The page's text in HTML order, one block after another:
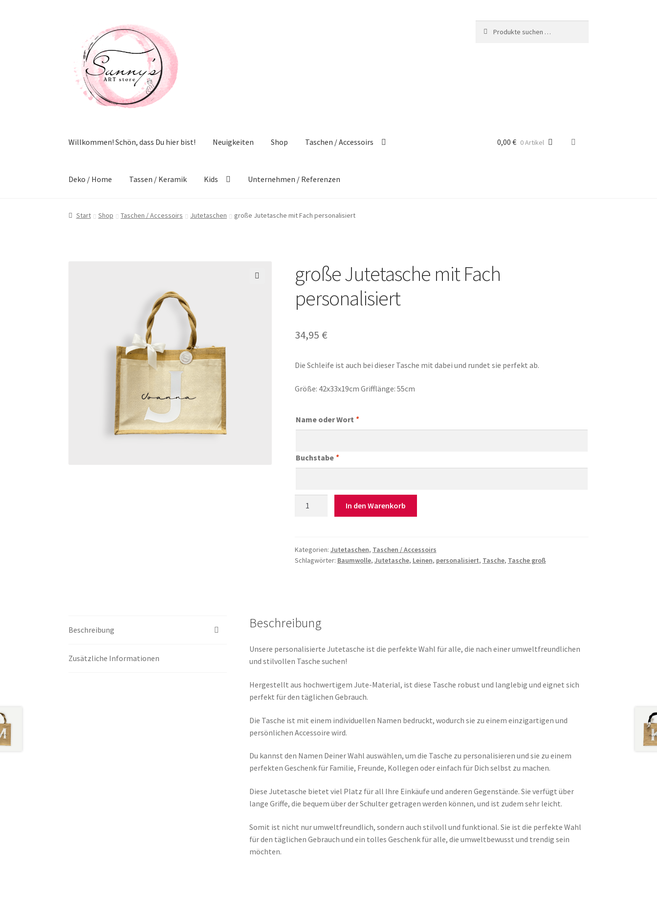
Navigation
springen
Inhalt
springen
nach:
Willkommen! Schön, dass Du hier bist! Neuigkeiten Shop Taschen / Accessoirs
Deko / Home Tassen / Keramik Kids Unternehmen / Referenzen
0,00€ 0 Artikel
Start Shop Taschen / Accessoirs Jutetaschen große Jutetasche mit Fach personalisiert
große Jutetasche mit Fach
personalisiert
34,95 €
Die Schleife ist auch bei dieser Tasche mit dabei und rundet sie perfekt ab.
Größe: 42x33x19cm Grifflänge: 55cm
Name oder Wort *
Buchstabe *
personalisiert
Menge
In den Warenkorb
Kategorien: Jutetaschen, Taschen / Accessoirs
Schlagwörter: Baumwolle, Jutetasche, Leinen, personalisiert, Tasche, Tasche groß
Beschreibung
Zusätzliche Informationen
Beschreibung
Unsere personalisierte Jutetasche ist die perfekte Wahl für alle, die nach einer umweltfreundlichen
und stilvollen Tasche suchen!
Hergestellt aus hochwertigem Jute-Material, ist diese Tasche robust und langlebig und eignet sich
perfekt für den täglichen Gebrauch.
Die Tasche ist mit einem individuellen Namen bedruckt, wodurch sie zu einem einzigartigen und
persönlichen Accessoire wird.
Du kannst den Namen Deiner Wahl auswählen, um die Tasche zu personalisieren und sie zu einem
perfekten Geschenk für Familie, Freunde, Kollegen oder einfach für Dich selbst zu machen.
Diese Jutetasche bietet viel Platz für all Ihre Einkäufe und anderen Gegenstände. Sie verfügt über
lange Griffe, die bequem über der Schulter getragen werden können, und ist zudem sehr leicht.
Somit ist nicht nur umweltfreundlich, sondern auch stilvoll und funktional. Sie ist die perfekte Wahl
für den täglichen Gebrauch und ein tolles Geschenk für alle, die umweltbewusst und trendig sein
möchten.